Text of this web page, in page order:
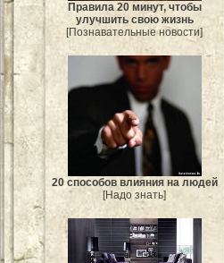
Правила 20 минут, чтобы
улучшить свою жизнь
[Познавательные новости]
20 способов влияния на людей
[Надо знать]